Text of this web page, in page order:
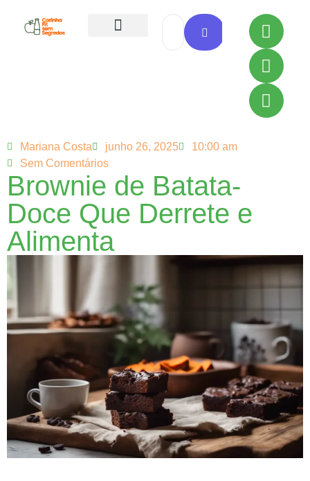
Mariana Costa junho 26, 2025
10:00 am
Sem Comentários
Brownie de Batata-
Doce Que Derrete e
Alimenta